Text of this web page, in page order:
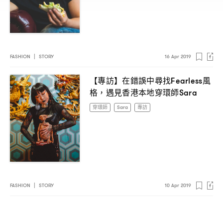
FASHION STORY 16 Apr 2019
【專訪】在錯誤中尋找Fearless風
格 ， 遇見香港本地穿環師Sara
穿環師 Sara 專訪
FASHION STORY 10 Apr 2019